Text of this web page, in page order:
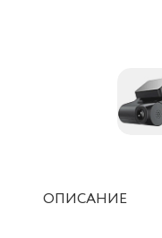
ОПИСАНИЕ